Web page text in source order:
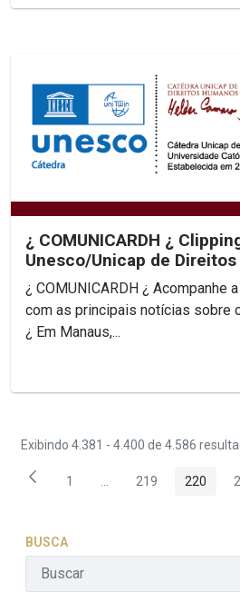
¿ COMUNICARDH ¿ Clipping da Cátedra
Unesco/Unicap de
Helder Camara
¿ COMUNICARDH ¿ Acompanhe
com as principais notícias sobre
¿ Em Manaus,...
Exibindo 4.381 - 4.400 de 4.586
Página
1 Páginas intermediárias
Página
219 Página
220
BUSCA